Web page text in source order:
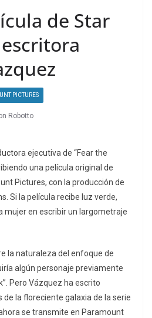
de Star
PICTURES
Robotto
ejecutiva de “Fear the
una película original de
Pictures, con la producción de
Si la película recibe luz verde,
mujer en escribir un largometraje
la naturaleza del enfoque de
algún personaje previamente
Pero Vázquez ha escrito
la floreciente galaxia de la serie
se transmite en Paramount